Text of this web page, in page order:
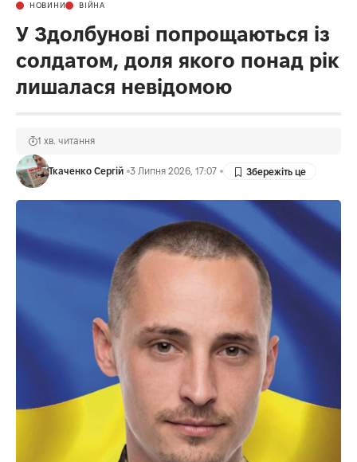
НОВИНИ ВІЙНА
У Здолбунові попрощаються із
солдатом, доля якого понад рік
лишалася невідомою
Ткаченко Сергій 3 Липня 2026, 17:07
1 хв. читання